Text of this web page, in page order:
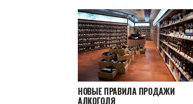
НОВЫЕ ПРАВИЛА ПРОДАЖИ
АЛКОГОЛЯ